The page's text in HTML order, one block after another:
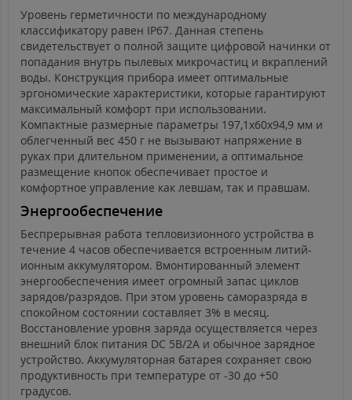
Уровень герметичности по международному
классификатору равен IP67. Данная степень
свидетельствует о полной защите цифровой начинки от
попадания внутрь пылевых микрочастиц и вкраплений
воды. Конструкция прибора имеет оптимальные
эргономические характеристики, которые гарантируют
максимальный комфорт при использовании.
Компактные размерные параметры 197,1х60х94,9 мм и
облегченный вес 450 г не вызывают напряжение в
руках при длительном применении, а оптимальное
размещение кнопок обеспечивает простое и
комфортное управление как левшам, так и правшам.
Энергообеспечение
Беспрерывная работа тепловизионного устройства в
течение 4 часов обеспечивается встроенным литий-
ионным аккумулятором. Вмонтированный элемент
энергообеспечения имеет огромный запас циклов
зарядов/разрядов. При этом уровень саморазряда в
спокойном состоянии составляет 3% в месяц.
Восстановление уровня заряда осуществляется через
внешний блок питания DC 5B/2A и обычное зарядное
устройство. Аккумуляторная батарея сохраняет свою
продуктивность при температуре от -30 до +50
градусов.